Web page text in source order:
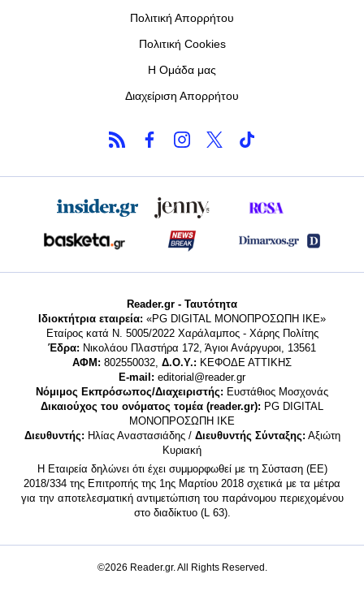
Πολιτική Απορρήτου
Πολιτική Cookies
Η Ομάδα μας
Διαχείριση Απορρήτου
Reader.gr - Ταυτότητα
Ιδιοκτήτρια εταιρεία: «PG DIGITAL MONΟΠΡΟΣΩΠΗ ΙΚΕ»
Εταίρος κατά Ν. 5005/2022 Χαράλαμπος - Χάρης Πολίτης
Έδρα: Νικολάου Πλαστήρα 172, Άγιοι Ανάργυροι, 13561
ΑΦΜ: 802550032, Δ.Ο.Υ.: ΚΕΦΟΔΕ ΑΤΤΙΚΗΣ
E-mail: editorial@reader.gr
Νόμιμος Εκπρόσωπος/Διαχειριστής: Ευστάθιος Μοσχονάς
Δικαιούχος του ονόματος τομέα (reader.gr): PG DIGITAL
MONΟΠΡΟΣΩΠΗ ΙΚΕ
Διευθυντής: Ηλίας Αναστασιάδης / Διευθυντής Σύνταξης: Αξιώτη
Κυριακή
Η Εταιρεία δηλώνει ότι έχει συμμορφωθεί με τη Σύσταση (ΕΕ)
2018/334 της Επιτροπής της 1ης Μαρτίου 2018 σχετικά με τα μέτρα
για την αποτελεσματική αντιμετώπιση του παράνομου περιεχομένου
στο διαδίκτυο (L 63).
©2026 Reader.gr. All Rights Reserved.